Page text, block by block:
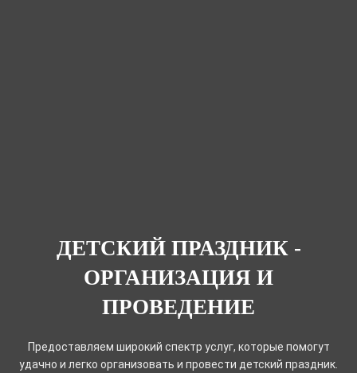
ДЕТСКИЙ ПРАЗДНИК -
ОРГАНИЗАЦИЯ И
ПРОВЕДЕНИЕ
Предоставляем широкий спектр услуг, которые помогут
удачно и легко организовать и провести детский праздник.